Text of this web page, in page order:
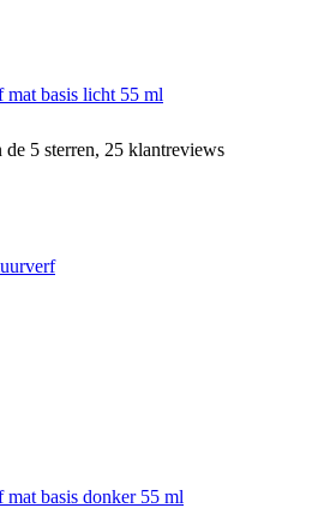
basis licht 55 ml
5 sterren, 25 klantreviews
basis donker 55 ml